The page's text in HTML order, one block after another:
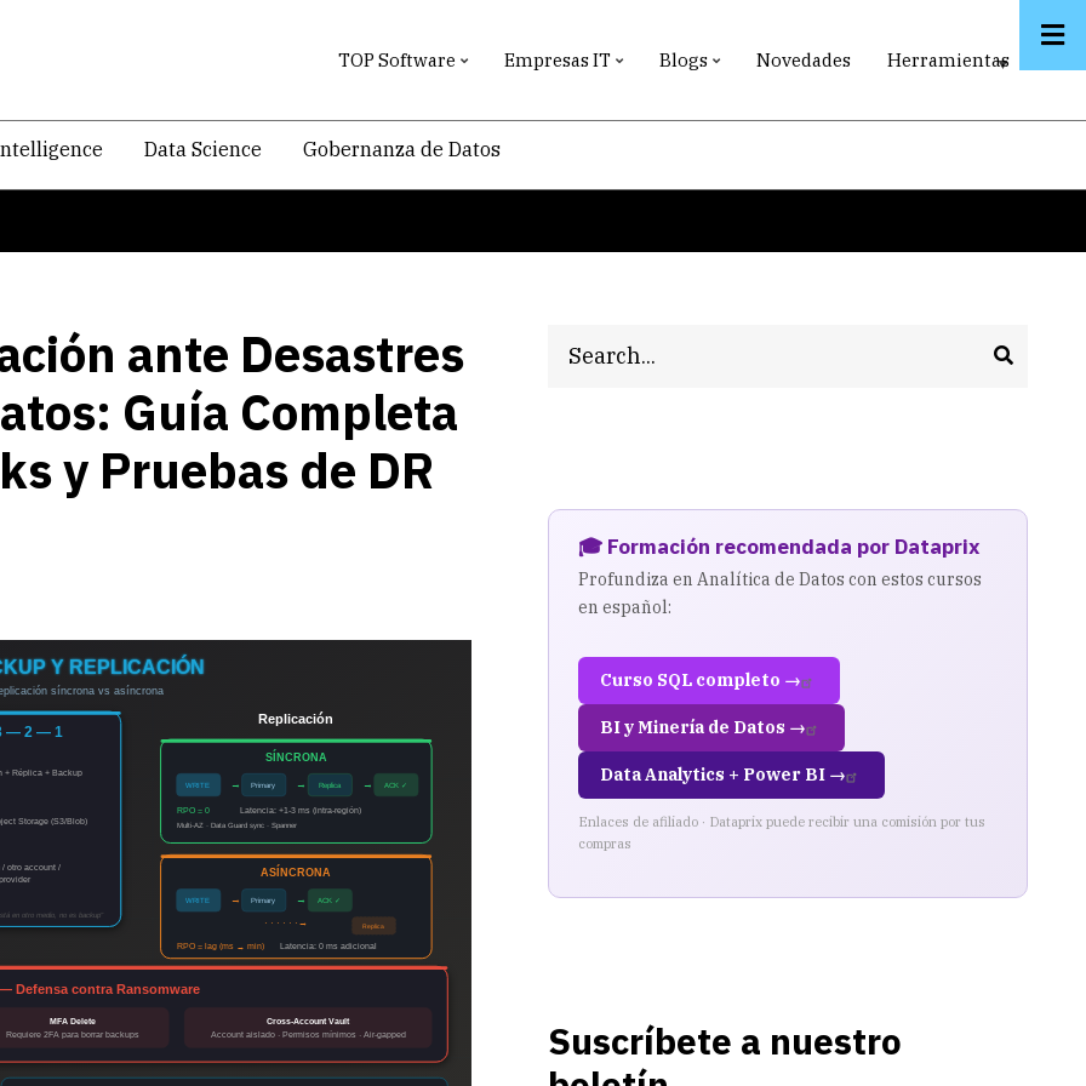
TOP Software Empresas IT Blogs Novedades Herramientas
Data Science Gobernanza de Datos
ante Desastres
Guía Completa
y Pruebas de DR
🎓 Formación recomendada por Dataprix
Profundiza en Analítica de Datos con estos cursos
en español:
Curso SQL completo →
BI y Minería de Datos →
Data Analytics + Power BI →
Enlaces de afiliado · Dataprix puede recibir una comisión por tus
compras
Suscríbete a nuestro